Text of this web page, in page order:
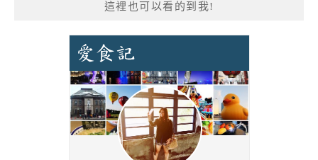
這裡也可以看的到我!